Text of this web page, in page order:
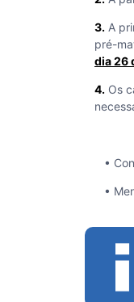
3. A
pré-
dia 26
4. Os
•
•